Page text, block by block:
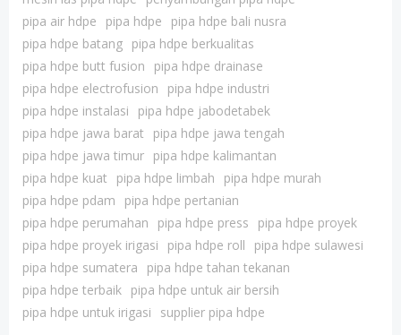
pipa air hdpe
pipa hdpe
pipa hdpe bali nusra
pipa hdpe batang pipa hdpe berkualitas
pipa hdpe butt fusion
pipa hdpe drainase
pipa hdpe electrofusion
pipa hdpe industri
pipa hdpe instalasi
pipa hdpe jabodetabek
pipa hdpe jawa barat
pipa hdpe jawa tengah
pipa hdpe jawa timur pipa hdpe kalimantan
pipa hdpe kuat
pipa hdpe limbah
pipa hdpe murah
pipa hdpe pdam
pipa hdpe pertanian
pipa hdpe perumahan
pipa hdpe press
pipa hdpe proyek
pipa hdpe proyek irigasi
pipa hdpe roll
pipa hdpe sulawesi
pipa hdpe sumatera
pipa hdpe tahan tekanan
pipa hdpe terbaik pipa hdpe untuk air bersih
pipa hdpe untuk irigasi
supplier pipa hdpe